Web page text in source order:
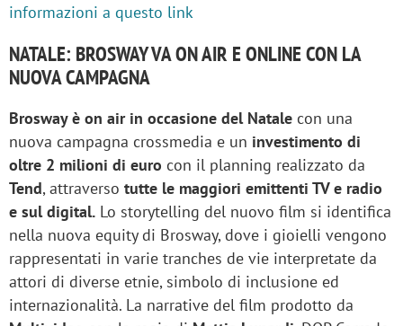
informazioni a questo link
NATALE: BROSWAY VA ON AIR E ONLINE CON LA
NUOVA CAMPAGNA
Brosway è on air in occasione del Natale con una
nuova campagna crossmedia e un investimento di
oltre 2 milioni di euro con il planning realizzato da
Tend, attraverso tutte le maggiori emittenti TV e radio
e sul digital. Lo storytelling del nuovo film si identifica
nella nuova equity di Brosway, dove i gioielli vengono
rappresentati in varie tranches de vie interpretate da
attori di diverse etnie, simbolo di inclusione ed
internazionalità. La narrative del film prodotto da